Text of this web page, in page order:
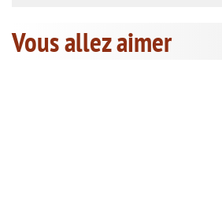
Vous allez aimer